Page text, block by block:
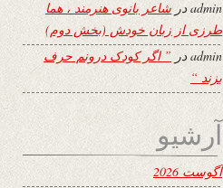
adminدر شاعر بانوی هنرمند ، هما
طرزی از زبان خودش (بخش دوم)
adminدر ” اگر کودک درونم حرف
بزند “
آرشیو
آگوست 2026